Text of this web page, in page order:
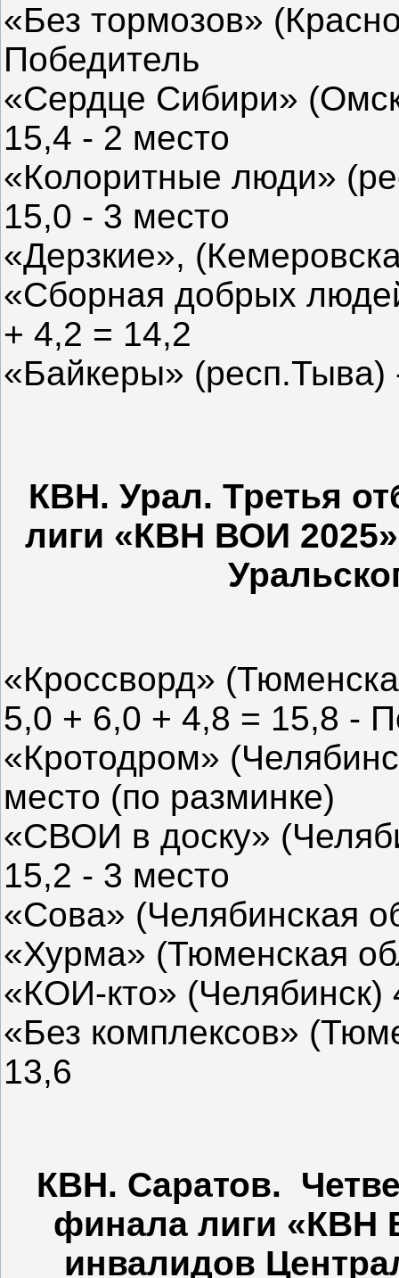
«Без тормозов»
Победитель
«Сердце Сибири»
15,4 - 2 место
«Колоритные люди»
15,0 - 3 место
«Дерзкие»,
«Сборная добрых
+ 4,2 = 14,2
«Байкеры» (респ.Тыва)
КВН. Урал. Третья
лиги «КВН ВОИ
«Кроссворд»
5,0 + 6,0 + 4,8 = 15,8 -
«Кротодром»
место (по разминке)
«СВОИ в доску»
15,2 - 3 место
«Сова» (Челябинская
«Хурма» (Тюменская
«КОИ-кто» (Челябинск)
«Без комплексов»
13,6
КВН. Саратов.
финала лиги «КВН
инвалидов